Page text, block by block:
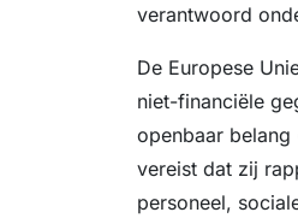
verantwoord
De Europese
niet-financiële
openbaar belang
vereist dat zij
personeel,